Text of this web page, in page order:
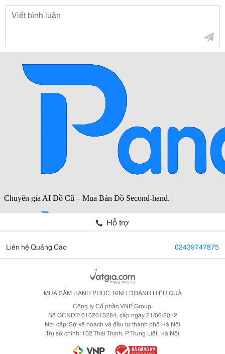
Hỗ trợ
Liên hệ Quảng Cáo 02439747875
MUA SẮM HẠNH PHÚC, KINH DOANH HIỆU QUẢ
Công ty Cổ phần VNP Group.
Số GCNDT: 0102015284, cấp ngày 21/06/2012
Nơi cấp: Sở kế hoạch và đầu tư thành phố Hà Nội
Trụ sở chính: 102 Thái Thịnh, P. Trung Liệt, Hà Nội